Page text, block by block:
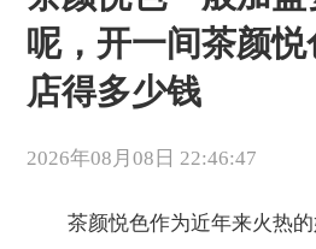
呢，开一间茶颜
店得多少钱
2026年08月08日 22:46:47
茶颜悦色作为近年来火热的